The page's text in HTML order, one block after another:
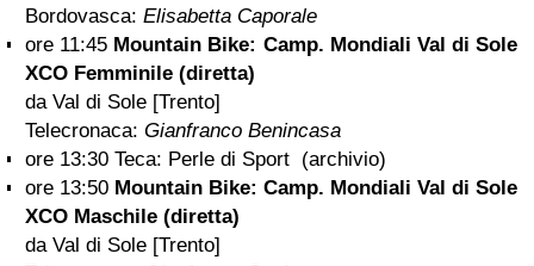
Bordovasca: Elisabetta Caporale
ore 11:45 Mountain Bike: Camp. Mondiali Val di Sole
XCO Femminile (diretta)
da Val di Sole [Trento]
Telecronaca: Gianfranco Benincasa
ore 13:30 Teca: Perle di Sport (archivio)
ore 13:50 Mountain Bike: Camp. Mondiali Val di Sole
XCO Maschile (diretta)
da Val di Sole [Trento]